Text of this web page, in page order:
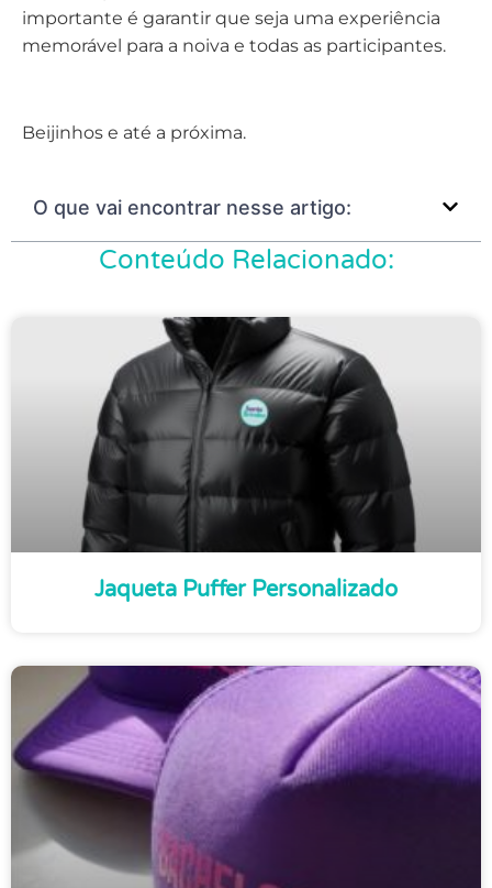
importante é garantir que seja uma experiência
memorável para a noiva e todas as participantes.
Beijinhos e até a próxima.
O que vai encontrar nesse artigo:
Conteúdo Relacionado:
Jaqueta Puffer Personalizado